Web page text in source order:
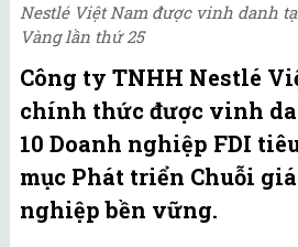
Nestlé Việt Nam được vinh danh
Vàng lần thứ 25
Công ty TNHH Nestlé
chính thức được vinh
10 Doanh nghiệp FDI
mục Phát triển Chuỗi
nghiệp bền vững.